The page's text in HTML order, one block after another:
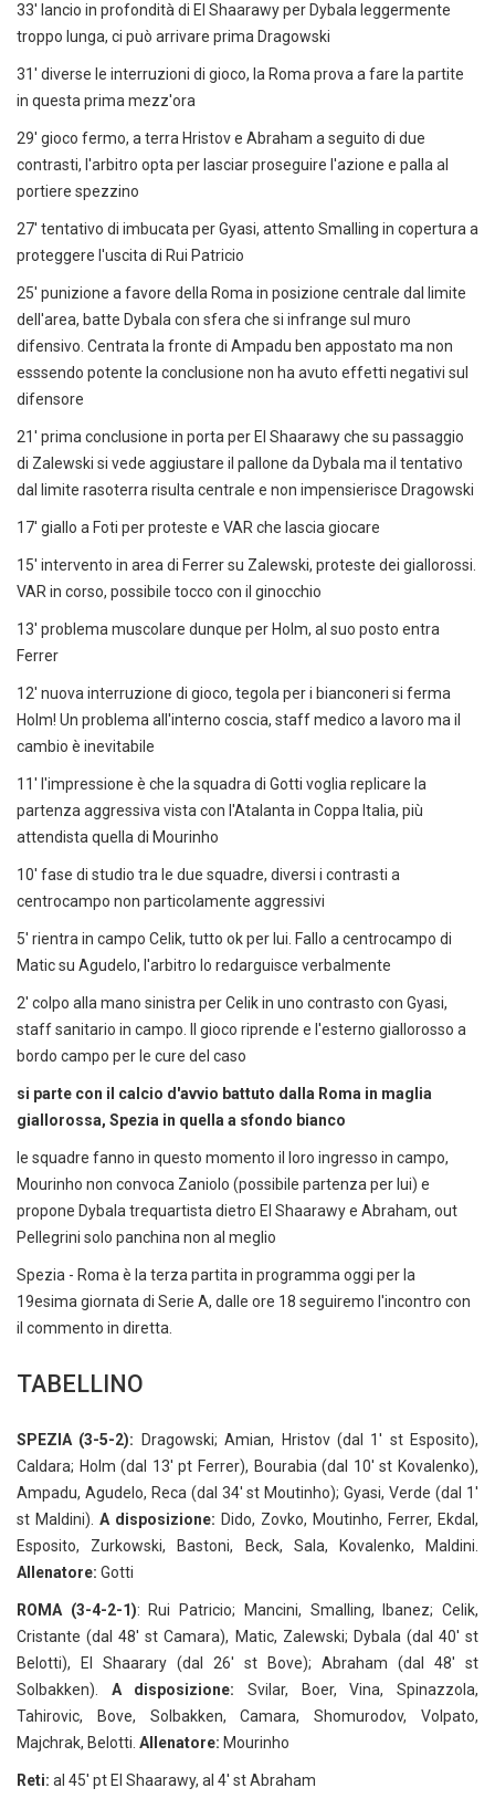
33' lancio in profondità di El Shaarawy per Dybala leggermente
troppo lunga, ci può arrivare prima Dragowski
31' diverse le interruzioni di gioco, la Roma prova a fare la partite
in questa prima mezz'ora
29' gioco fermo, a terra Hristov e Abraham a seguito di due
contrasti, l'arbitro opta per lasciar proseguire l'azione e palla al
portiere spezzino
27' tentativo di imbucata per Gyasi, attento Smalling in copertura a
proteggere l'uscita di Rui Patricio
25' punizione a favore della Roma in posizione centrale dal limite
dell'area, batte Dybala con sfera che si infrange sul muro
difensivo. Centrata la fronte di Ampadu ben appostato ma non
esssendo potente la conclusione non ha avuto effetti negativi sul
difensore
21' prima conclusione in porta per El Shaarawy che su passaggio
di Zalewski si vede aggiustare il pallone da Dybala ma il tentativo
dal limite rasoterra risulta centrale e non impensierisce Dragowski
17' giallo a Foti per proteste e VAR che lascia giocare
15' intervento in area di Ferrer su Zalewski, proteste dei giallorossi.
VAR in corso, possibile tocco con il ginocchio
13' problema muscolare dunque per Holm, al suo posto entra
Ferrer
12' nuova interruzione di gioco, tegola per i bianconeri si ferma
Holm! Un problema all'interno coscia, staff medico a lavoro ma il
cambio è inevitabile
11' l'impressione è che la squadra di Gotti voglia replicare la
partenza aggressiva vista con l'Atalanta in Coppa Italia, più
attendista quella di Mourinho
10' fase di studio tra le due squadre, diversi i contrasti a
centrocampo non particolamente aggressivi
5' rientra in campo Celik, tutto ok per lui. Fallo a centrocampo di
Matic su Agudelo, l'arbitro lo redarguisce verbalmente
2' colpo alla mano sinistra per Celik in uno contrasto con Gyasi,
staff sanitario in campo. Il gioco riprende e l'esterno giallorosso a
bordo campo per le cure del caso
si parte con il calcio d'avvio battuto dalla Roma in maglia
giallorossa, Spezia in quella a sfondo bianco
le squadre fanno in questo momento il loro ingresso in campo,
Mourinho non convoca Zaniolo (possibile partenza per lui) e
propone Dybala trequartista dietro El Shaarawy e Abraham, out
Pellegrini solo panchina non al meglio
Spezia - Roma è la terza partita in programma oggi per la
19esima giornata di Serie A, dalle ore 18 seguiremo l'incontro con
il commento in diretta.
TABELLINO
SPEZIA (3-5-2): Dragowski; Amian, Hristov (dal 1' st Esposito),
Caldara; Holm (dal 13' pt Ferrer), Bourabia (dal 10' st Kovalenko),
Ampadu, Agudelo, Reca (dal 34' st Moutinho); Gyasi, Verde (dal 1'
st Maldini). A disposizione: Dido, Zovko, Moutinho, Ferrer, Ekdal,
Esposito, Zurkowski, Bastoni, Beck, Sala, Kovalenko, Maldini.
Allenatore: Gotti
ROMA (3-4-2-1): Rui Patricio; Mancini, Smalling, Ibanez; Celik,
Cristante (dal 48' st Camara), Matic, Zalewski; Dybala (dal 40' st
Belotti), El Shaarary (dal 26' st Bove); Abraham (dal 48' st
Solbakken). A disposizione: Svilar, Boer, Vina, Spinazzola,
Tahirovic, Bove, Solbakken, Camara, Shomurodov, Volpato,
Majchrak, Belotti. Allenatore: Mourinho
Reti: al 45' pt El Shaarawy, al 4' st Abraham